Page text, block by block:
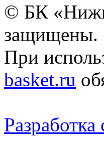
© БК
защищены.
При
basket.ru
Разработка